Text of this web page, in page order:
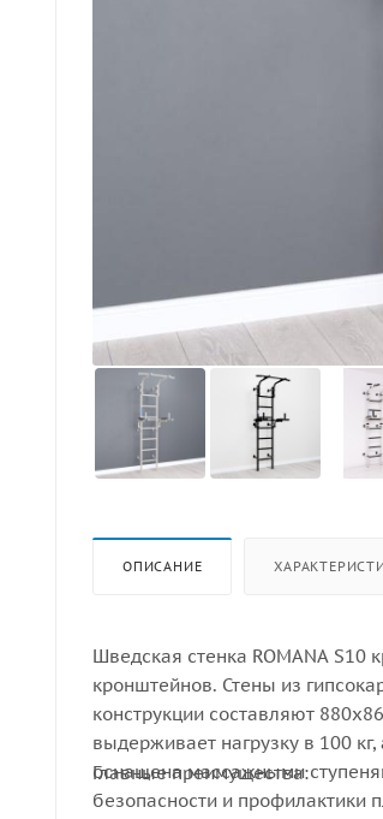
ОПИСАНИЕ
Шведская стенка ROMANA
кронштейнов. Стены из
конструкции составляют
выдерживает нагрузку в 100
оснащена массажными
безопасности и профилактики
Главные преимущества: